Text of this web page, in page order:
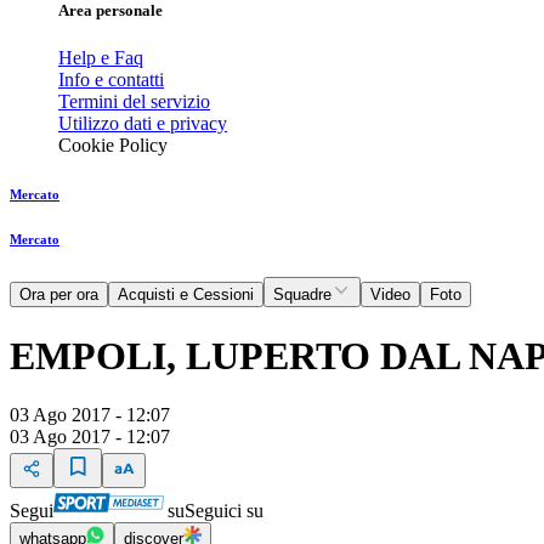
Area personale
Help e Faq
Info e contatti
Termini del servizio
Utilizzo dati e privacy
Cookie Policy
Mercato
Mercato
Ora per ora Acquisti e Cessioni Squadre Video Foto
EMPOLI, LUPERTO DAL
03 Ago 2017 - 12:07
03 Ago 2017 - 12:07
Segui suSeguici su
whatsapp discover